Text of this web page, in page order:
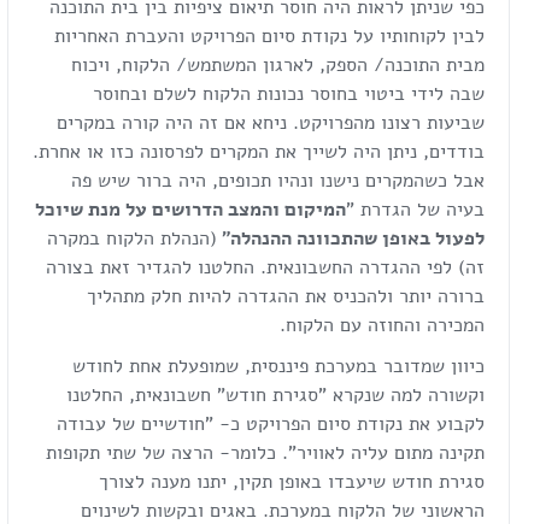
כפי שניתן לראות היה חוסר תיאום ציפיות בין בית התוכנה
לבין לקוחותיו על נקודת סיום הפרויקט והעברת האחריות
מבית התוכנה/ הספק, לארגון המשתמש/ הלקוח, ויכוח
שבה לידי ביטוי בחוסר נכונות הלקוח לשלם ובחוסר
שביעות רצונו מהפרויקט. ניחא אם זה היה קורה במקרים
בודדים, ניתן היה לשייך את המקרים לפרסונה כזו או אחרת.
אבל כשהמקרים נישנו ונהיו תכופים, היה ברור שיש פה
בעיה של הגדרת "המיקום והמצב הדרושים על מנת שיוכל
לפעול באופן שהתכוונה ההנהלה" (הנהלת הלקוח במקרה
זה) לפי ההגדרה החשבונאית. החלטנו להגדיר זאת בצורה
ברורה יותר ולהכניס את ההגדרה להיות חלק מתהליך
המכירה והחוזה עם הלקוח.
כיוון שמדובר במערכת פיננסית, שמופעלת אחת לחודש
וקשורה למה שנקרא "סגירת חודש" חשבונאית, החלטנו
לקבוע את נקודת סיום הפרויקט כ- "חודשיים של עבודה
תקינה מתום עליה לאוויר". כלומר- הרצה של שתי תקופות
סגירת חודש שיעבדו באופן תקין, יתנו מענה לצורך
הראשוני של הלקוח במערכת. באגים ובקשות לשינוים